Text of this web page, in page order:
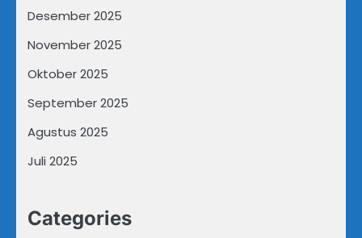
Desember 2025
November 2025
Oktober 2025
September 2025
Agustus 2025
Juli 2025
Categories